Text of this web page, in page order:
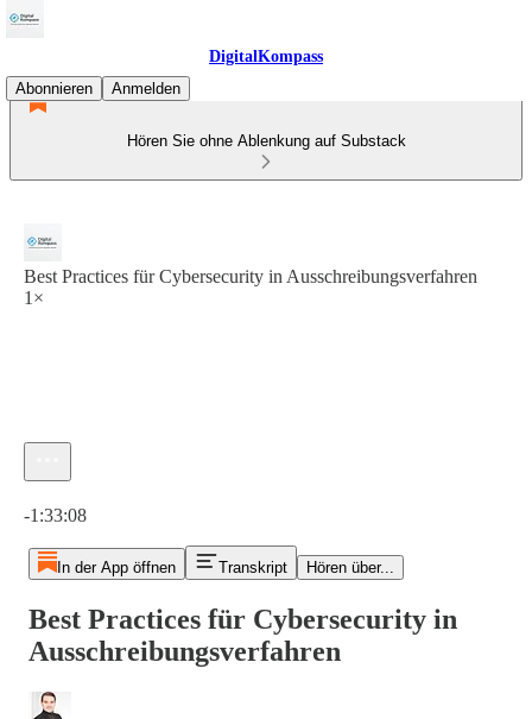
DigitalKompass
Abonnieren
Anmelden
Hören Sie ohne Ablenkung auf Substack
Best Practices für Cybersecurity in Ausschreibungsverfahren
1×
-1:33:08
In der App öffnen Transkript Hören über...
Best Practices für Cybersecurity in
Ausschreibungsverfahren